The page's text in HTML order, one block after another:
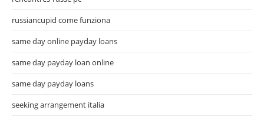
russiancupid come funziona
same day online payday loans
same day payday loan online
same day payday loans
seeking arrangement italia